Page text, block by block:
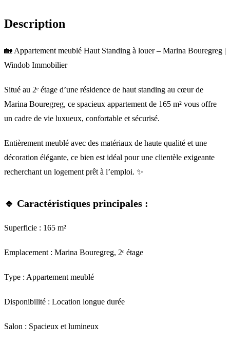
Description
🏡 Appartement meublé Haut Standing à louer – Marina Bouregreg |
Windob Immobilier
Situé au 2ᵉ étage d’une résidence de haut standing au cœur de
Marina Bouregreg, ce spacieux appartement de 165 m² vous offre
un cadre de vie luxueux, confortable et sécurisé.
Entièrement meublé avec des matériaux de haute qualité et une
décoration élégante, ce bien est idéal pour une clientèle exigeante
recherchant un logement prêt à l’emploi. ✨
🔹 Caractéristiques principales :
Superficie : 165 m²
Emplacement : Marina Bouregreg, 2ᵉ étage
Type : Appartement meublé
Disponibilité : Location longue durée
Salon : Spacieux et lumineux